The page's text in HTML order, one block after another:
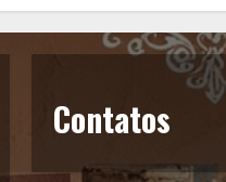
Contatos